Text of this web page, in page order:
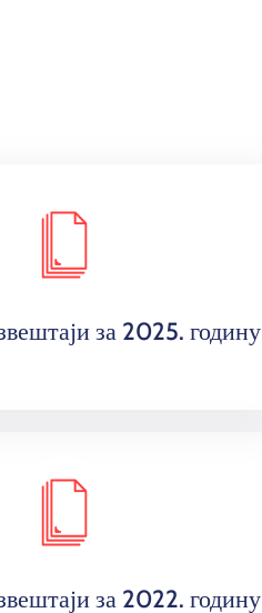
за 2025. годину
за 2022. годину